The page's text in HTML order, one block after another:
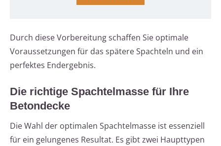
Durch diese Vorbereitung schaffen Sie optimale
Voraussetzungen für das spätere Spachteln und ein
perfektes Endergebnis.
Die richtige Spachtelmasse für Ihre
Betondecke
Die Wahl der optimalen Spachtelmasse ist essenziell
für ein gelungenes Resultat. Es gibt zwei Haupttypen